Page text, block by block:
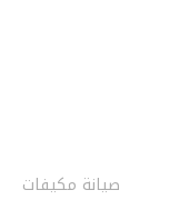
صيانة مكيفات